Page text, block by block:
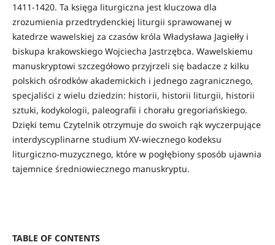
1411-1420. Ta księga liturgiczna jest kluczowa dla
zrozumienia przedtrydenckiej liturgii sprawowanej w
katedrze wawelskiej za czasów króla Władysława Jagiełły i
biskupa krakowskiego Wojciecha Jastrzębca. Wawelskiemu
manuskryptowi szczegółowo przyjrzeli się badacze z kilku
polskich ośrodków akademickich i jednego zagranicznego,
specjaliści z wielu dziedzin: historii, historii liturgii, historii
sztuki, kodykologii, paleografii i chorału gregoriańskiego.
Dzięki temu Czytelnik otrzymuje do swoich rąk wyczerpujące
interdyscyplinarne studium XV-wiecznego kodeksu
liturgiczno-muzycznego, które w pogłębiony sposób ujawnia
tajemnice średniowiecznego manuskryptu.
TABLE OF CONTENTS